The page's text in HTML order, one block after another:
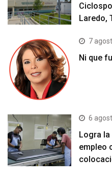
Laredo,
7
Ni que
6
Logra la
empleo